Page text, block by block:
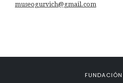
museogurvich@gmail.com
FUNDACIÓN